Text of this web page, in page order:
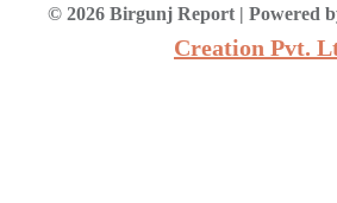
© 2026 Birgunj Report | Powered
Creation Pvt.